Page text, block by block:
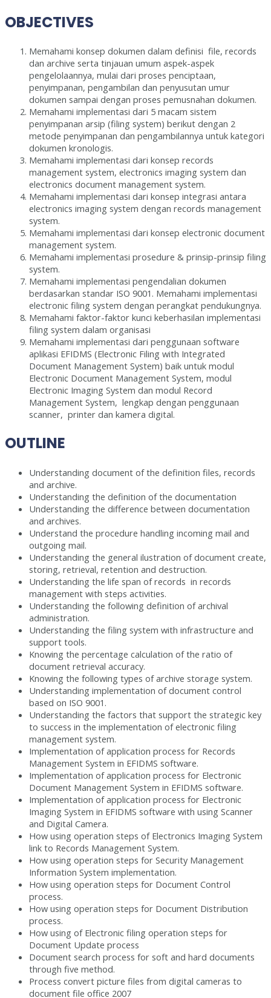
OBJECTIVES
Memahami konsep dokumen dalam definisi file, records
dan archive serta tinjauan umum aspek-aspek
pengelolaannya, mulai dari proses penciptaan,
penyimpanan, pengambilan dan penyusutan umur
dokumen sampai dengan proses pemusnahan dokumen.
Memahami implementasi dari 5 macam sistem
penyimpanan arsip (filing system) berikut dengan 2
metode penyimpanan dan pengambilannya untuk kategori
dokumen kronologis.
Memahami implementasi dari konsep records
management system, electronics imaging system dan
electronics document management system.
Memahami implementasi dari konsep integrasi antara
electronics imaging system dengan records management
system.
Memahami implementasi dari konsep electronic document
management system.
Memahami implementasi prosedure & prinsip-prinsip filing
system.
Memahami implementasi pengendalian dokumen
berdasarkan standar ISO 9001. Memahami implementasi
electronic filing system dengan perangkat pendukungnya.
Memahami faktor-faktor kunci keberhasilan implementasi
filing system dalam organisasi
Memahami implementasi dari penggunaan software
aplikasi EFIDMS (Electronic Filing with Integrated
Document Management System) baik untuk modul
Electronic Document Management System, modul
Electronic Imaging System dan modul Record
Management System, lengkap dengan penggunaan
scanner, printer dan kamera digital.
OUTLINE
Understanding document of the definition files, records
and archive.
Understanding the definition of the documentation
Understanding the difference between documentation
and archives.
Understand the procedure handling incoming mail and
outgoing mail.
Understanding the general ilustration of document create,
storing, retrieval, retention and destruction.
Understanding the life span of records in records
management with steps activities.
Understanding the following definition of archival
administration.
Understanding the filing system with infrastructure and
support tools.
Knowing the percentage calculation of the ratio of
document retrieval accuracy.
Knowing the following types of archive storage system.
Understanding implementation of document control
based on ISO 9001.
Understanding the factors that support the strategic key
to success in the implementation of electronic filing
management system.
Implementation of application process for Records
Management System in EFIDMS software.
Implementation of application process for Electronic
Document Management System in EFIDMS software.
Implementation of application process for Electronic
Imaging System in EFIDMS software with using Scanner
and Digital Camera.
How using operation steps of Electronics Imaging System
link to Records Management System.
How using operation steps for Security Management
Information System implementation.
How using operation steps for Document Control
process.
How using operation steps for Document Distribution
process.
How using of Electronic filing operation steps for
Document Update process
Document search process for soft and hard documents
through five method.
Process convert picture files from digital cameras to
document file office 2007